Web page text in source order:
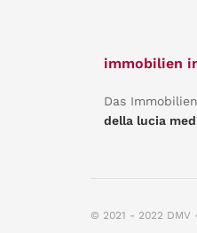
immobilien
Das
della lucia
© 2021 - 2022 DMV